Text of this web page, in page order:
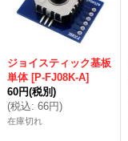
ジョイスティック基板
単体 [P-FJ08K-A]
60円(税別)
(税込: 66円)
在庫切れ